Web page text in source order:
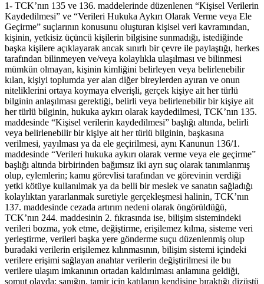
1- TCK’nın 135 ve 136. maddelerinde düzenlenen “Kişisel Verilerin
Kaydedilmesi” ve “Verileri Hukuka Aykırı Olarak Verme veya Ele
Geçirme” suçlarının konusunu oluşturan kişisel veri kavramından,
kişinin, yetkisiz üçüncü kişilerin bilgisine sunmadığı, istediğinde
başka kişilere açıklayarak ancak sınırlı bir çevre ile paylaştığı, herkes
tarafından bilinmeyen ve/veya kolaylıkla ulaşılması ve bilinmesi
mümkün olmayan, kişinin kimliğini belirleyen veya belirlenebilir
kılan, kişiyi toplumda yer alan diğer bireylerden ayıran ve onun
niteliklerini ortaya koymaya elverişli, gerçek kişiye ait her türlü
bilginin anlaşılması gerektiği, belirli veya belirlenebilir bir kişiye ait
her türlü bilginin, hukuka aykırı olarak kaydedilmesi, TCK’nın 135.
maddesinde “Kişisel verilerin kaydedilmesi” başlığı altında, belirli
veya belirlenebilir bir kişiye ait her türlü bilginin, başkasına
verilmesi, yayılması ya da ele geçirilmesi, aynı Kanunun 136/1.
maddesinde “Verileri hukuka aykırı olarak verme veya ele geçirme”
başlığı altında birbirinden bağımsız iki ayrı suç olarak tanımlanmış
olup, eylemlerin; kamu görevlisi tarafından ve görevinin verdiği
yetki kötüye kullanılmak ya da belli bir meslek ve sanatın sağladığı
kolaylıktan yararlanmak suretiyle gerçekleşmesi halinin, TCK’nın
137. maddesinde cezada artırım nedeni olarak öngörüldüğü,
TCK’nın 244. maddesinin 2. fıkrasında ise, bilişim sistemindeki
verileri bozma, yok etme, değiştirme, erişilemez kılma, sisteme veri
yerleştirme, verileri başka yere gönderme suçu düzenlenmiş olup
buradaki verilerin erişilemez kılınmasının, bilişim sistemi içindeki
verilere erişimi sağlayan anahtar verilerin değiştirilmesi ile bu
verilere ulaşım imkanının ortadan kaldırılması anlamına geldiği,
somut olayda; sanığın, tamir için katılanın kendisine bıraktığı dizüstü